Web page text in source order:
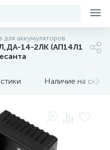
для аккумуляторов
14-2ЛК (АП14Л1
Наличие на